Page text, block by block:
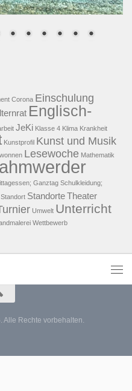
Corona Einschulung
Englisch-
JeKi Klasse 4 Klima Krankheit
Kunstprofil Kunst und Musik
Lesewoche Mathematik
Ganztag Schulkleidung;
Standort StandorteTheater
Umwelt Unterricht
Wettbewerb
Alle Rechte vorbehalten.